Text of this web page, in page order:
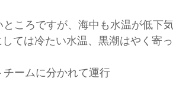
ころですが、海中も水温が低下
ては冷たい水温、黒潮はやく寄
ームに分かれて運行